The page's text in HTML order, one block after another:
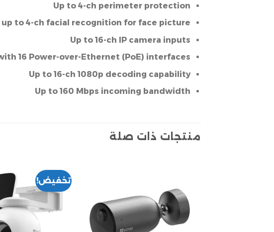
Up to 4-ch perimeter protection
to 4-ch facial recognition for face picture
Up to 16-ch IP camera inputs
16 Power-over-Ethernet (PoE) interfaces
Up to 16-ch 1080p decoding capability
Up to 160 Mbps incoming bandwidth
منتجات ذات صلة
تخفيض!